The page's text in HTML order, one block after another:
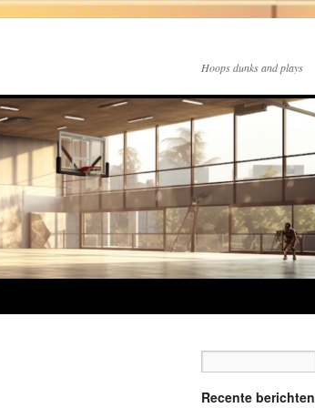
Hoops dunks and plays
Recente berichten